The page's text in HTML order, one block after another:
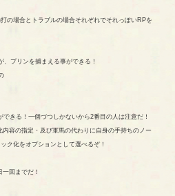
の場合とトラブルの場合それぞれでそれっぽいRPを
、プリンを捕まえる事ができる！
できる！一個づつしかないから2番目の人は注意だ！
容の指定・及び軍馬の代わりに自身の手持ちのノー
ク化をオプションとして選べるぞ！
回までだ！